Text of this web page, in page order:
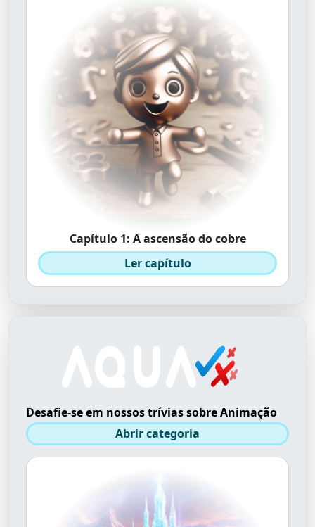
Capítulo 1: A ascensão do cobre
Ler capítulo
Desafie-se em nossos trívias sobre Animação
Abrir categoria